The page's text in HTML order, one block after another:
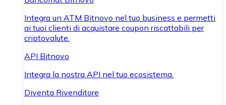
Integra un ATM Bitnovo nel tuo business e permetti
ai tuoi clienti di acquistare coupon riscattabili per
criptovalute.
API Bitnovo
Integra la nostra API nel tuo ecosistema.
Diventa Rivenditore